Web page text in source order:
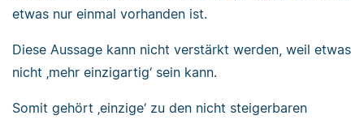
etwas nur einmal vorhanden ist.
Diese Aussage kann nicht verstärkt werden, weil etwas
nicht ‚mehr einzigartig‘ sein kann.
Somit gehört ‚einzige‘ zu den nicht steigerbaren